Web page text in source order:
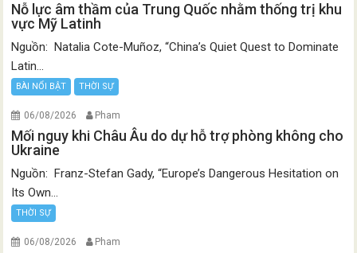
Nỗ lực âm thầm của Trung Quốc nhằm thống trị khu
vực Mỹ Latinh
Nguồn: Natalia Cote-Muñoz, “China’s Quiet Quest to Dominate
Latin...
BÀI NỔI BẬT THỜI SỰ
06/08/2026 Pham
Mối nguy khi Châu Âu do dự hỗ trợ phòng không cho
Ukraine
Nguồn: Franz-Stefan Gady, “Europe’s Dangerous Hesitation on
Its Own...
THỜI SỰ
06/08/2026 Pham